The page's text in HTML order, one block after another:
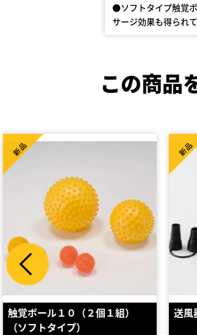
●ソフトタイプ触覚
サージ効果も得られ
この商品
送風器
新品
Ｗア
新品